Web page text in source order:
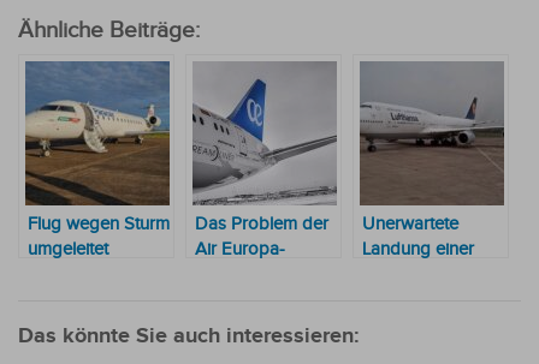
Ähnliche Beiträge:
Flug wegen Sturm
umgeleitet
Das Problem der
Air Europa-
notlanden musste,
Unerwartete
Landung einer
Das könnte Sie auch interessieren: